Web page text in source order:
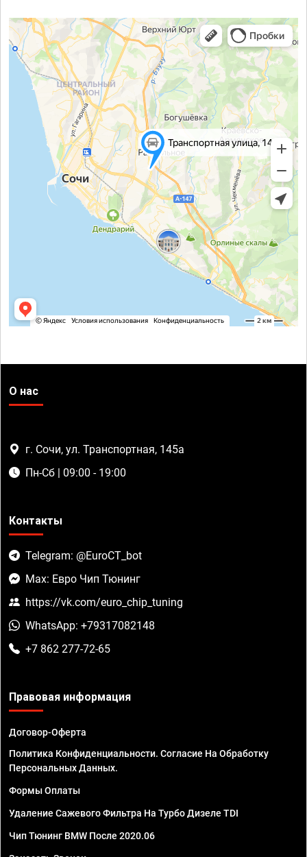
О нас
г. Сочи, ул. Транспортная, 145а
Пн-Сб | 09:00 - 19:00
Контакты
Telegram: @EuroCT_bot
Max: Евро Чип Тюнинг
https://vk.com/euro_chip_tuning
WhatsApp: +79317082148
+7 862 277-72-65
Правовая информация
Договор-Оферта
Политика Конфиденциальности. Согласие На Обработку
Персональных Данных.
Формы Оплаты
Удаление Сажевого Фильтра На Турбо Дизеле TDI
Чип Тюнинг BMW После 2020.06